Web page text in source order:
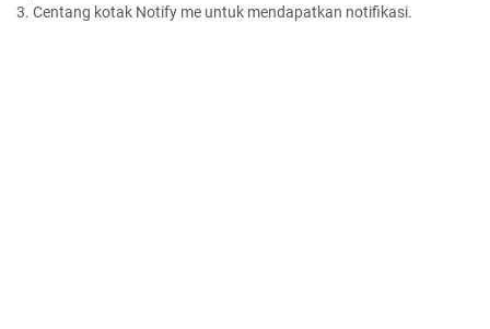
3. Centang kotak Notify me untuk mendapatkan notifikasi.